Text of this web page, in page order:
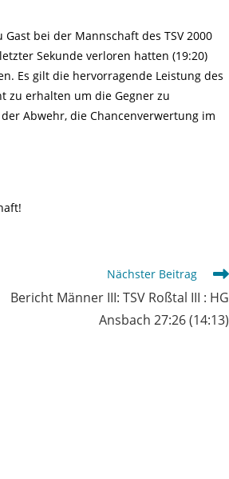
bei der Mannschaft des TSV 2000
Sekunde verloren hatten (19:20)
Es gilt die hervorragende Leistung des
zu erhalten um die Gegner zu
Abwehr, die Chancenverwertung im
Nächster Beitrag
Bericht Männer III: TSV Roßtal III : HG
Ansbach 27:26 (14:13)